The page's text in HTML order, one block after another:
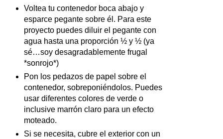
Voltea tu contenedor boca abajo y
esparce pegante sobre él. Para este
proyecto puedes diluir el pegante con
agua hasta una proporción ½ y ½ (ya
sé…soy desagradablemente frugal
*sonrojo*)
Pon los pedazos de papel sobre el
contenedor, sobreponiéndolos. Puedes
usar diferentes colores de verde o
inclusive marrón claro para un efecto
moteado.
Si se necesita, cubre el exterior con un